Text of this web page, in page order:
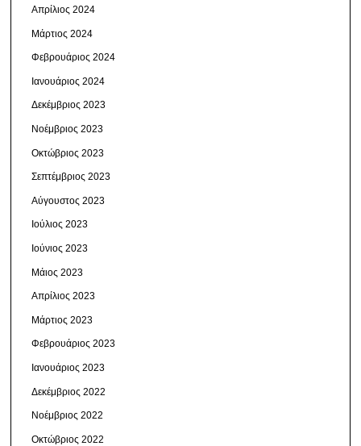
Απρίλιος 2024
Μάρτιος 2024
Φεβρουάριος 2024
Ιανουάριος 2024
Δεκέμβριος 2023
Νοέμβριος 2023
Οκτώβριος 2023
Σεπτέμβριος 2023
Αύγουστος 2023
Ιούλιος 2023
Ιούνιος 2023
Μάιος 2023
Απρίλιος 2023
Μάρτιος 2023
Φεβρουάριος 2023
Ιανουάριος 2023
Δεκέμβριος 2022
Νοέμβριος 2022
Οκτώβριος 2022